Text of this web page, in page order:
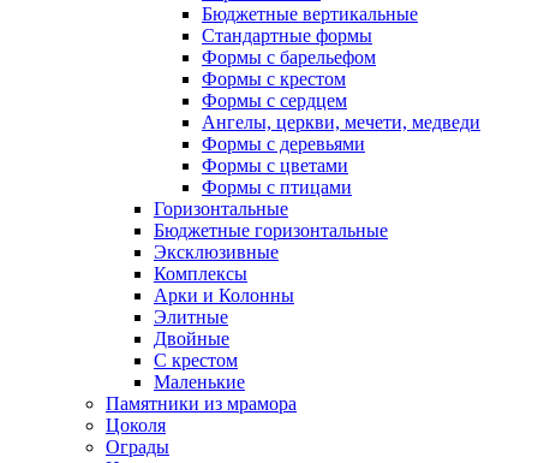
Бюджетные вертикальные
Стандартные формы
Формы с барельефом
Формы с крестом
Формы с сердцем
Ангелы, церкви, мечети, медведи
Формы с деревьями
Формы с цветами
Формы с птицами
Горизонтальные
Бюджетные горизонтальные
Эксклюзивные
Комплексы
Арки и Колонны
Элитные
Двойные
С крестом
Маленькие
Памятники из мрамора
Цоколя
Ограды